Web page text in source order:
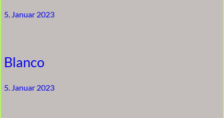
5. Januar 2023
Blanco
5. Januar 2023